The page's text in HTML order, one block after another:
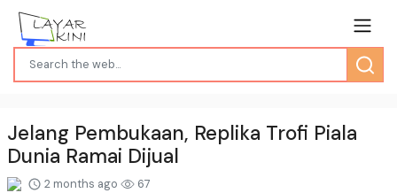
Jelang Pembukaan, Replika Trofi Piala
Dunia Ramai Dijual
2 months ago 67